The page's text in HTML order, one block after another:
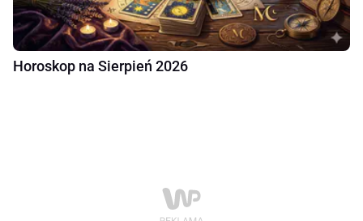
Horoskop na Sierpień 2026